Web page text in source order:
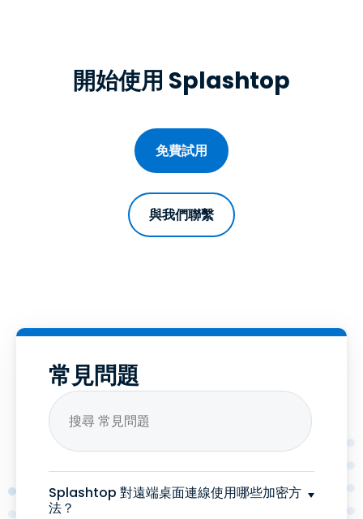
開始使用 Splashtop
免費試用
與我們聯繫
常見問題
Splashtop 對遠端桌面連線使用哪些加密方
法？